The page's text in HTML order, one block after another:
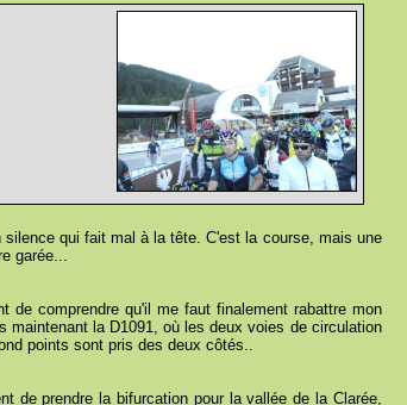
qui fait mal à la tête. C'est la course, mais une
garée...
de comprendre qu'il me faut finalement rabattre mon
maintenant la D1091, où les deux voies de circulation
points sont pris des deux côtés..
de prendre la bifurcation pour la vallée de la Clarée,